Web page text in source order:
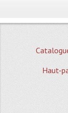
Haut-